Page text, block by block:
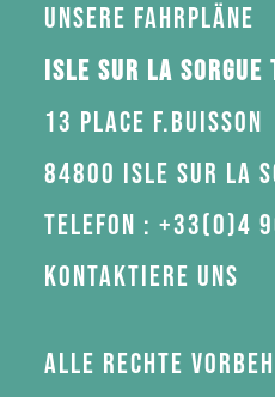
Unsere Fahrpläne
Isle sur la Sorgue
13 Place F.Buisson
84800 Isle sur la
Telefon : +33(0)4
Kontaktiere uns
Alle Rechte